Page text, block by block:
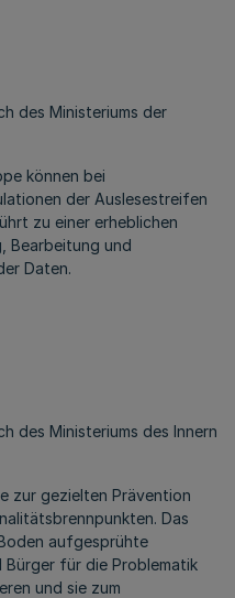
des Ministeriums der
können bei
der Auslesestreifen
zu einer erheblichen
Bearbeitung und
Daten.
des Ministeriums des Innern
zur gezielten Prävention
Das
aufgesprühte
Bürger für die Problematik
und sie zum